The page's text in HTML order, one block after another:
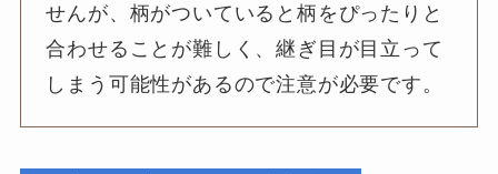
せんが、柄がついていると柄をぴったりと
合わせることが難しく、継ぎ目が目立って
しまう可能性があるので注意が必要です。